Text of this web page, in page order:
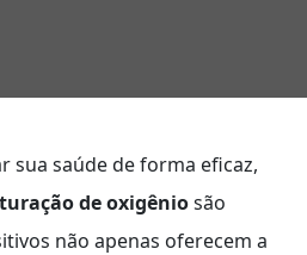
sua saúde de forma eficaz,
de oxigêniosão
não apenas oferecem a